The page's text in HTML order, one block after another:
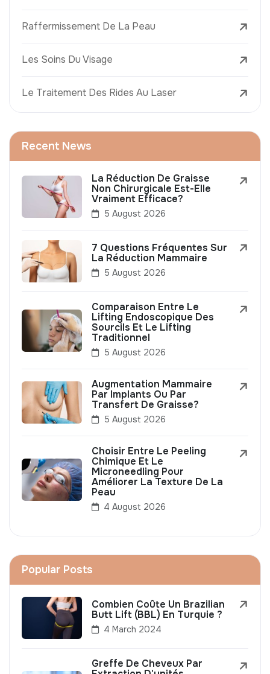
Raffermissement De La Peau
Les Soins Du Visage
Le Traitement Des Rides Au Laser
Recent News
La Réduction De Graisse
Non Chirurgicale Est-Elle
Vraiment Efficace?
5 August 2026
7 Questions Fréquentes Sur
La Réduction Mammaire
5 August 2026
Comparaison Entre Le
Lifting Endoscopique Des
Sourcils Et Le Lifting
Traditionnel
5 August 2026
Augmentation Mammaire
Par Implants Ou Par
Transfert De Graisse?
5 August 2026
Choisir Entre Le Peeling
Chimique Et Le
Microneedling Pour
Améliorer La Texture De La
Peau
4 August 2026
Popular Posts
Combien Coûte Un Brazilian
Butt Lift (BBL) En Turquie ?
4 March 2024
Greffe De Cheveux Par